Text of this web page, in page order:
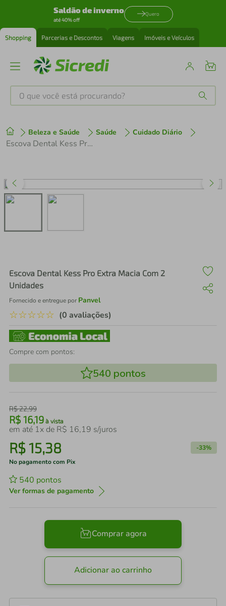
Saldão de inverno
até 40% off
Quero
Shopping Parcerias e Descontos Viagens Imóveis e Veículos
O que você está procurando?
Beleza e Saúde Saúde Cuidado Diário
Escova Dental Kess Pro Extra Macia Com 2 Unidades
Escova Dental Kess Pro Extra Macia Com 2
Unidades
Fornecido e entregue por Panvel
☆☆☆☆☆ (0 avaliações)
Compre com pontos:
540 pontos
R$22,99
R$ 16,19 à vista
em até 1x de R$ 16,19 s/juros
R$15,38 -33%
No pagamento com Pix
540 pontos
Ver formas de pagamento
Comprar agora
Adicionar ao carrinho
1º tenis
perfume